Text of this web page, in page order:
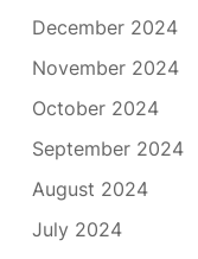
December 2024
November 2024
October 2024
September 2024
August 2024
July 2024